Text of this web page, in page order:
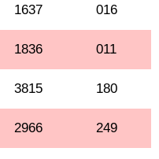
1637 016
1836 011
3815 180
2966 249